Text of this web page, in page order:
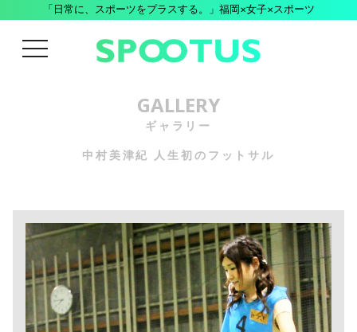
「日常に、スポーツをプラスする。」福岡×女子×スポーツ
menu
GALLERY
ギャラリー
中村美津紀 人生初のフットサル